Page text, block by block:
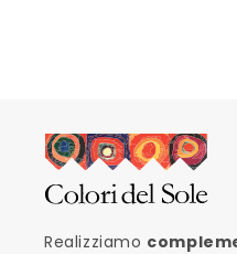
Realizziamo